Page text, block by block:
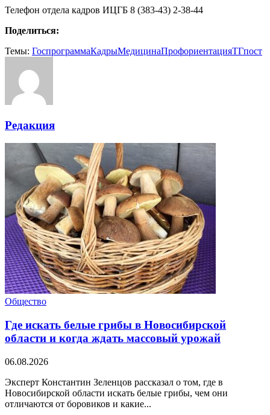
Телефон отдела кадров ИЦГБ 8 (383-43) 2-38-44
Поделиться:
Темы: ГоспрограммаКадрыМедицинаПрофориентацияТГпост
Редакция
Общество
Где искать белые грибы в Новосибирской
области и когда ждать массовый урожай
06.08.2026
Эксперт Константин Зеленцов рассказал о том, где в
Новосибирской области искать белые грибы, чем они
отличаются от боровиков и какие...